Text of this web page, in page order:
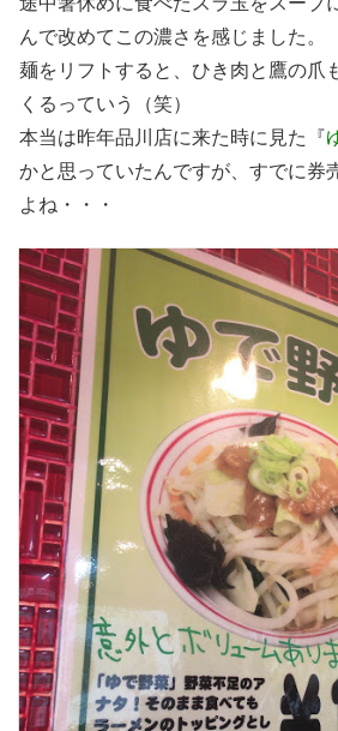
んで改めてこの濃さを感じました。
麺をリフトすると、ひき肉と鷹の爪
くるっていう（笑）
本当は昨年品川店に来た時に見た『
かと思っていたんですが、すでに券
よね・・・